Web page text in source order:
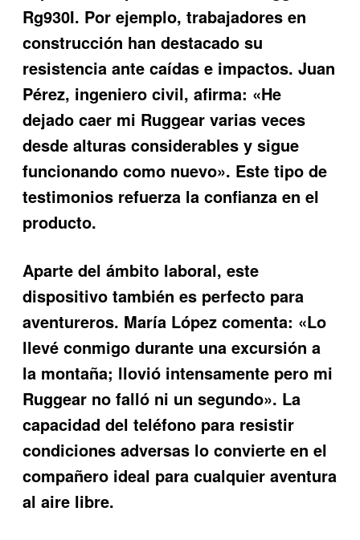
Rg930I. Por ejemplo, trabajadores en
construcción han destacado su
resistencia ante caídas e impactos. Juan
Pérez, ingeniero civil, afirma: «He
dejado caer mi Ruggear varias veces
desde alturas considerables y sigue
funcionando como nuevo». Este tipo de
testimonios refuerza la confianza en el
producto.
Aparte del ámbito laboral, este
dispositivo también es perfecto para
aventureros. María López comenta: «Lo
llevé conmigo durante una excursión a
la montaña; llovió intensamente pero mi
Ruggear no falló ni un segundo». La
capacidad del teléfono para resistir
condiciones adversas lo convierte en el
compañero ideal para cualquier aventura
al aire libre.